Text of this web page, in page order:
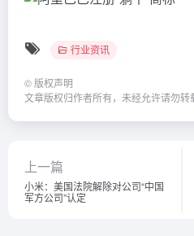
行业资讯
© 版权声明
文章版权归作者所有，未经允许请勿转
上一篇
小米：美国法院解除对公司“中国
军方公司”认定